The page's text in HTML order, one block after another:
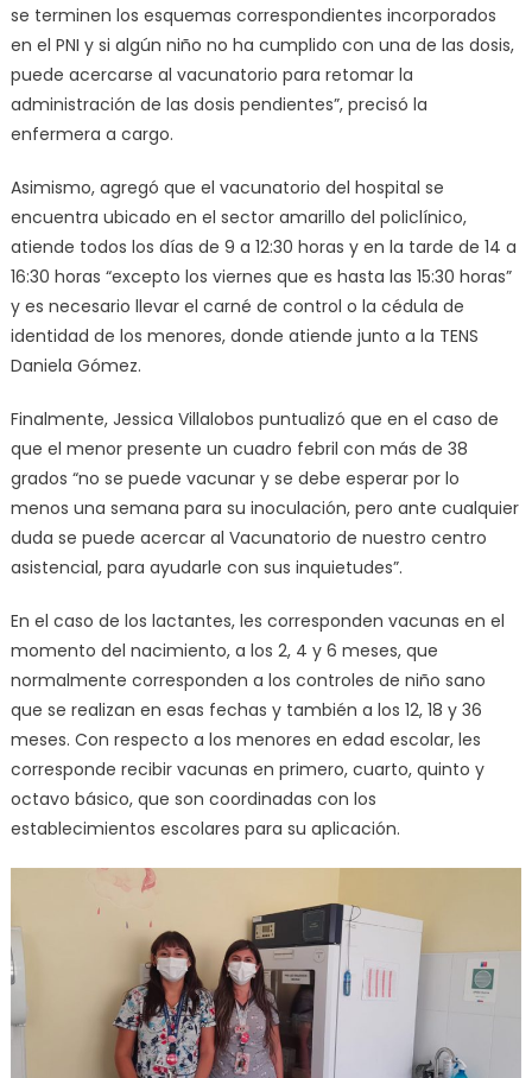
se terminen los esquemas correspondientes incorporados
en el PNI y si algún niño no ha cumplido con una de las dosis,
puede acercarse al vacunatorio para retomar la
administración de las dosis pendientes”, precisó la
enfermera a cargo.
Asimismo, agregó que el vacunatorio del hospital se
encuentra ubicado en el sector amarillo del policlínico,
atiende todos los días de 9 a 12:30 horas y en la tarde de 14 a
16:30 horas “excepto los viernes que es hasta las 15:30 horas”
y es necesario llevar el carné de control o la cédula de
identidad de los menores, donde atiende junto a la TENS
Daniela Gómez.
Finalmente, Jessica Villalobos puntualizó que en el caso de
que el menor presente un cuadro febril con más de 38
grados “no se puede vacunar y se debe esperar por lo
menos una semana para su inoculación, pero ante cualquier
duda se puede acercar al Vacunatorio de nuestro centro
asistencial, para ayudarle con sus inquietudes”.
En el caso de los lactantes, les corresponden vacunas en el
momento del nacimiento, a los 2, 4 y 6 meses, que
normalmente corresponden a los controles de niño sano
que se realizan en esas fechas y también a los 12, 18 y 36
meses. Con respecto a los menores en edad escolar, les
corresponde recibir vacunas en primero, cuarto, quinto y
octavo básico, que son coordinadas con los
establecimientos escolares para su aplicación.